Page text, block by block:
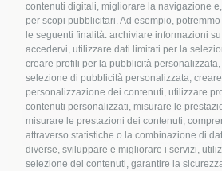
contenuti digitali, migliorare la navigazione
per scopi pubblicitari. Ad esempio,
le seguenti finalità: archiviare informazioni
accedervi, utilizzare dati limitati per la
creare profili per la pubblicità
selezione di pubblicità personalizzata,
personalizzazione dei contenuti, utilizzare
contenuti personalizzati, misurare le
misurare le prestazioni dei contenuti,
attraverso statistiche o la combinazione di
diverse, sviluppare e migliorare i servizi,
selezione dei contenuti, garantire la
Conosci il tuo
intervista a
Conosci il
maestro
intervista a
Crosetto
ByElena Alquati | 3 Settembre
Video,Video Interviste Tags:
#spiritualità